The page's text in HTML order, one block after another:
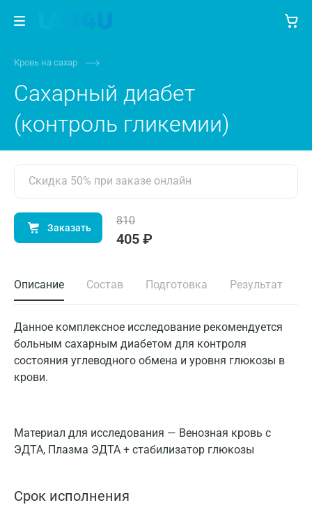
Кровь на сахар
Сахарный диабет
(контроль гликемии)
Скидка 50% при заказе онлайн
Заказать
810
405 ₽
Описание Состав Подготовка Результат
Данное комплексное исследование рекомендуется
больным сахарным диабетом для контроля
состояния углеводного обмена и уровня глюкозы в
крови.
Материал для исследования — Венозная кровь с
ЭДТА, Плазма ЭДТА + стабилизатор глюкозы
Срок исполнения